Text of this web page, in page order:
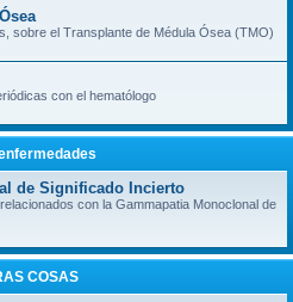
sobre el Transplante de Médula Ósea (TMO)
con el hematólogo
de Significado Incierto
con la Gammapatia Monoclonal de
COSAS